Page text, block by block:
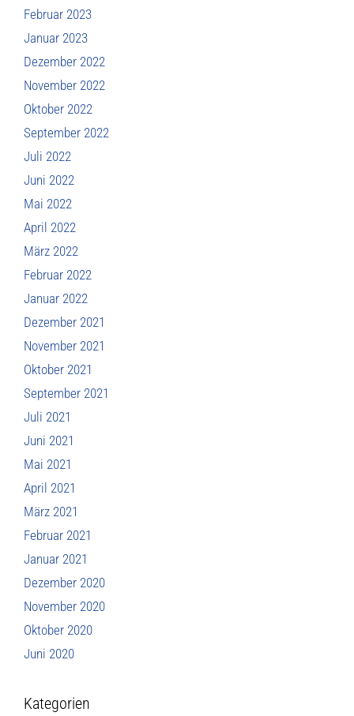
Februar 2023
Januar 2023
Dezember 2022
November 2022
Oktober 2022
September 2022
Juli 2022
Juni 2022
Mai 2022
April 2022
März 2022
Februar 2022
Januar 2022
Dezember 2021
November 2021
Oktober 2021
September 2021
Juli 2021
Juni 2021
Mai 2021
April 2021
März 2021
Februar 2021
Januar 2021
Dezember 2020
November 2020
Oktober 2020
Juni 2020
Kategorien